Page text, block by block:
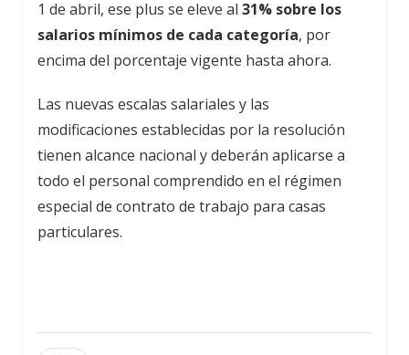
1 de abril, ese plus se eleve al 31% sobre los
salarios mínimos de cada categoría, por
encima del porcentaje vigente hasta ahora.
Las nuevas escalas salariales y las
modificaciones establecidas por la resolución
tienen alcance nacional y deberán aplicarse a
todo el personal comprendido en el régimen
especial de contrato de trabajo para casas
particulares.